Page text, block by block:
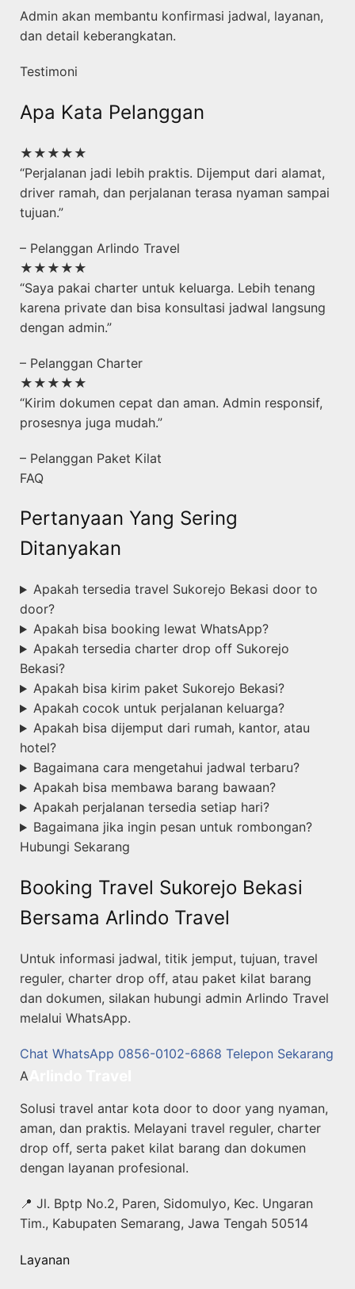
Admin akan membantu konfirmasi jadwal, layanan,
dan detail keberangkatan.
Testimoni
Apa Kata Pelanggan
★★★★★
“Perjalanan jadi lebih praktis. Dijemput dari alamat,
driver ramah, dan perjalanan terasa nyaman sampai
tujuan.”
– Pelanggan Arlindo Travel
★★★★★
“Saya pakai charter untuk keluarga. Lebih tenang
karena private dan bisa konsultasi jadwal langsung
dengan admin.”
– Pelanggan Charter
★★★★★
“Kirim dokumen cepat dan aman. Admin responsif,
prosesnya juga mudah.”
– Pelanggan Paket Kilat
FAQ
Pertanyaan Yang Sering
Ditanyakan
Apakah tersedia travel Sukorejo Bekasi door to
door?
Apakah bisa booking lewat WhatsApp?
Apakah tersedia charter drop off Sukorejo
Bekasi?
Apakah bisa kirim paket Sukorejo Bekasi?
Apakah cocok untuk perjalanan keluarga?
Apakah bisa dijemput dari rumah, kantor, atau
hotel?
Bagaimana cara mengetahui jadwal terbaru?
Apakah bisa membawa barang bawaan?
Apakah perjalanan tersedia setiap hari?
Bagaimana jika ingin pesan untuk rombongan?
Hubungi Sekarang
Booking Travel Sukorejo Bekasi
Bersama Arlindo Travel
Untuk informasi jadwal, titik jemput, tujuan, travel
reguler, charter drop off, atau paket kilat barang
dan dokumen, silakan hubungi admin Arlindo Travel
melalui WhatsApp.
Chat WhatsApp 0856-0102-6868 Telepon Sekarang
A
Solusi travel antar kota door to door yang nyaman,
aman, dan praktis. Melayani travel reguler, charter
drop off, serta paket kilat barang dan dokumen
dengan layanan profesional.
📍 Jl. Bptp No.2, Paren, Sidomulyo, Kec. Ungaran
Tim., Kabupaten Semarang, Jawa Tengah 50514
Layanan